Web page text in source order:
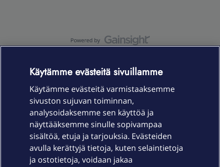
Laitteet & liittymät
Palvelut
Käytämme evästeitä sivuillamme
Käytämme evästeitä varmistaaksemme
sivuston sujuvan toiminnan,
analysoidaksemme sen käyttöä ja
näyttääksemme sinulle sopivampaa
sisältöä, etuja ja tarjouksia. Evästeiden
avulla kerättyjä tietoja, kuten selaintietoja
ja ostotietoja, voidaan jakaa